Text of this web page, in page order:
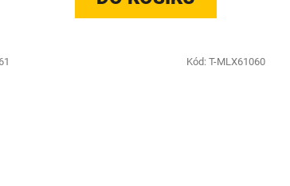
Kód: T-MLX61060